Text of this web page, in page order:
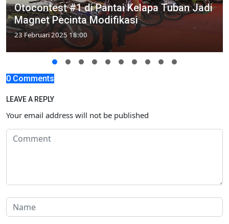
Otocontest #1 di Pantai Kelapa Tuban Jadi
Magnet Pecinta Modifikasi
23 Februari 2025 18:00
0 Comments
LEAVE A REPLY
Your email address will not be published